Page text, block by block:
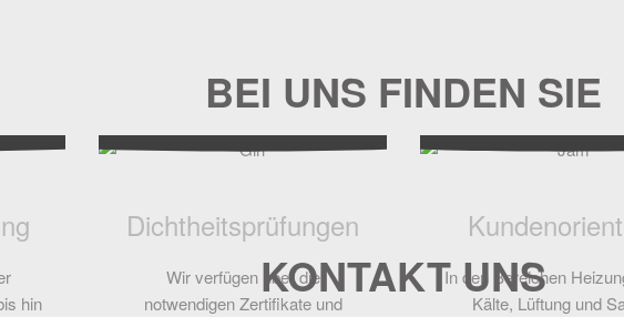
BEI UNS FINDEN SIE
hin
Dichtheitsprüfungen
Wir verfügen über die
notwendigen Zertifikate und
In den Bereichen
Kälte, Lüftung und
KONTAKT UNS